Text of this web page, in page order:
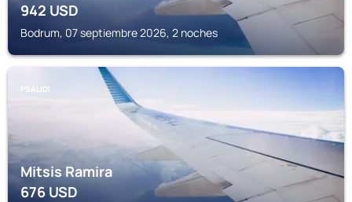
942USD
Bodrum, 07 septiembre 2026, 2 noches
PSALIDI
Mitsis Ramira
676USD